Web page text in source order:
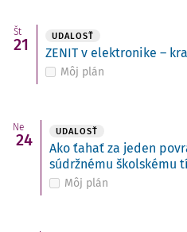
Št
21 UDALOSŤ
ZENIT v elektronike –
Môj plán
Ne
24 UDALOSŤ
Ako ťahať za jeden
súdržnému školskému
Môj plán